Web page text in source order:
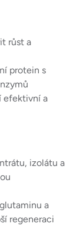
růst a
protein s
efektivní a
izolátu a
a
regeneraci